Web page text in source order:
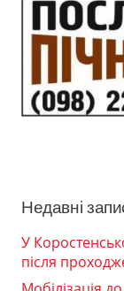
Недавні
У
після